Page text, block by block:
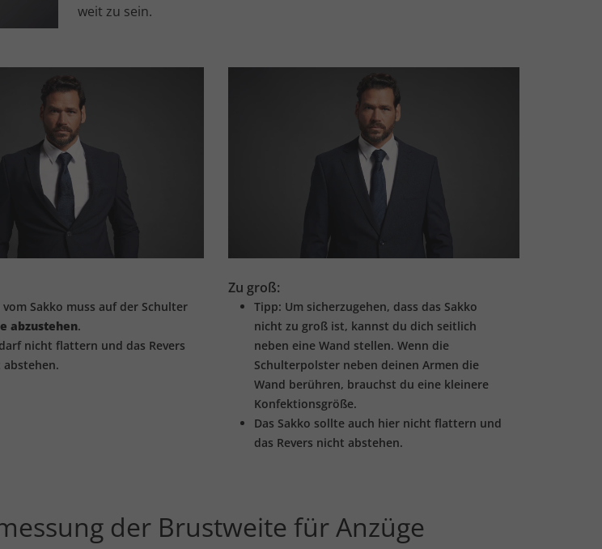
weit zu sein.
vom Sakko muss auf der Schulter
abzustehen.
nicht flattern und das Revers
Zu groß:
Tipp: Um sicherzugehen, dass das Sakko
nicht zu groß ist, kannst du dich seitlich
neben eine Wand stellen. Wenn die
Schulterpolster neben deinen Armen die
Wand berühren, brauchst du eine kleinere
Konfektionsgröße.
Das Sakko sollte auch hier nicht flattern und
das Revers nicht abstehen.
der Brustweite für Anzüge